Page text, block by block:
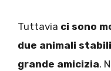
Tuttavia ci sono
due animali
grande amicizia.